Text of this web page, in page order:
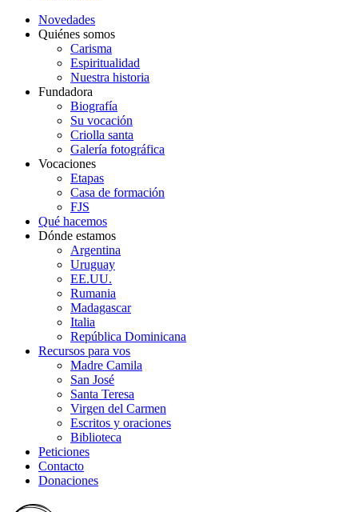
Novedades
Quiénes somos
Carisma
Espiritualidad
Nuestra historia
Fundadora
Biografía
Su vocación
Criolla santa
Galería fotográfica
Vocaciones
Etapas
Casa de formación
FJS
Qué hacemos
Dónde estamos
Argentina
Uruguay
EE.UU.
Rumania
Madagascar
Italia
República Dominicana
Recursos para vos
Madre Camila
San José
Santa Teresa
Virgen del Carmen
Escritos y oraciones
Biblioteca
Peticiones
Contacto
Donaciones